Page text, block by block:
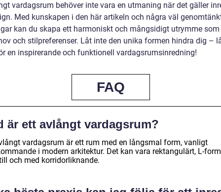
vardagsrum behöver inte vara en utmaning när det gäller
Med kunskapen i den här artikeln och några väl
kan du skapa ett harmoniskt och mångsidigt utrymme
och stilpreferenser. Låt inte den unika formen hindra dig –
en inspirerande och funktionell vardagsrumsinredning!
FAQ
är ett avlångt vardagsrum?
vardagsrum är ett rum med en långsmal form, vanligt
i modern arkitektur. Det kan vara rektangulärt, L-
och med korridorliknande.